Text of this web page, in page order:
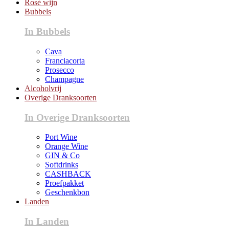
Rosé wijn
Bubbels
In Bubbels
Cava
Franciacorta
Prosecco
Champagne
Alcoholvrij
Overige Dranksoorten
In Overige Dranksoorten
Port Wine
Orange Wine
GIN & Co
Softdrinks
CASHBACK
Proefpakket
Geschenkbon
Landen
In Landen